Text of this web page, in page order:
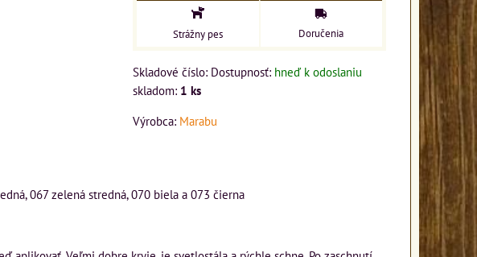
Strážny pes Doručenia
Skladové číslo: Dostupnosť: hneď k odoslaniu
skladom: 1 ks
Výrobca: Marabu
067 zelená stredná, 070 biela a 073 čierna